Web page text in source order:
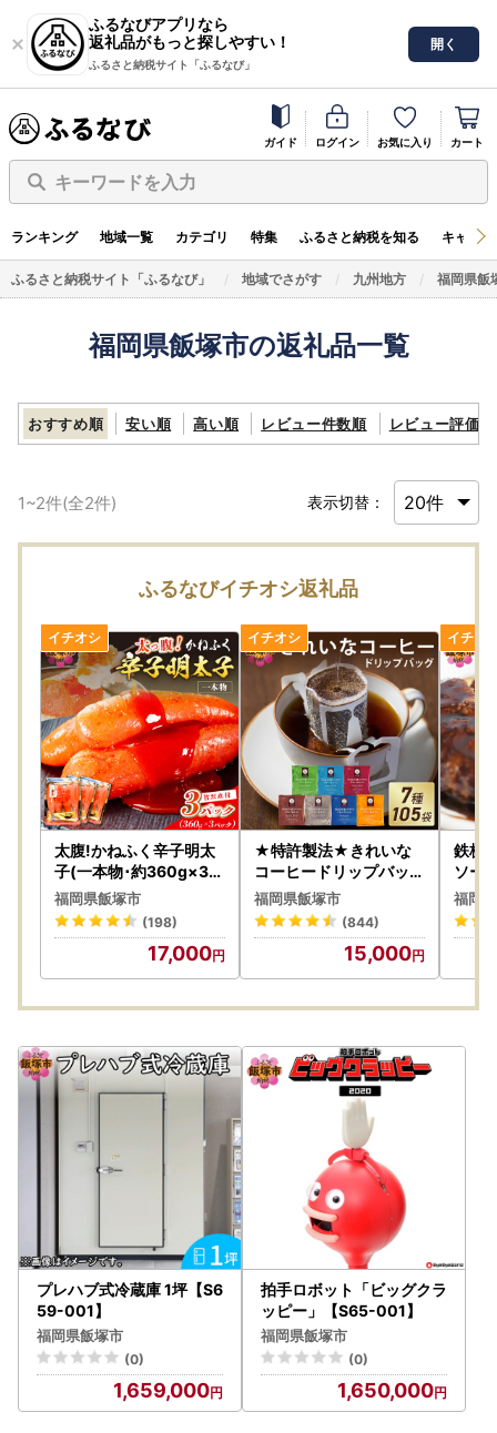
ふるなびアプリなら
返礼品がもっと探しやすい！
ふるさと納税サイト「ふるなび」
開く
ガイド ログイン お気に入り カート
キーワードを入力
ランキング 地域一覧 カテゴリ 特集 ふるさと納税を知る キャン
ふるさと納税サイト「ふるなび」 地域でさがす 九州地方 福岡県飯
福岡県飯塚市の返礼品一覧
おすすめ順 安い順 高い順 レビュー件数順 レビュー評価順
1~2件(全2件) 表示切替：
ふるなびイチオシ返礼品
太腹!かねふく辛子明太
子(一本物･約360g×3パ
ック)【A7-034】
福岡県飯塚市
(198)
17,000
★特許製法★きれいな
コーヒードリップバッグ
（7種・105袋）【A5-4
56】
福岡県飯塚市
(844)
15,000
鉄板
ソー
】
福岡
プレハブ式冷蔵庫 1坪【S6
59-001】
福岡県飯塚市
(0)
1,659,000
拍手ロボット「ビッグクラ
ッピー」【S65-001】
福岡県飯塚市
(0)
1,650,000